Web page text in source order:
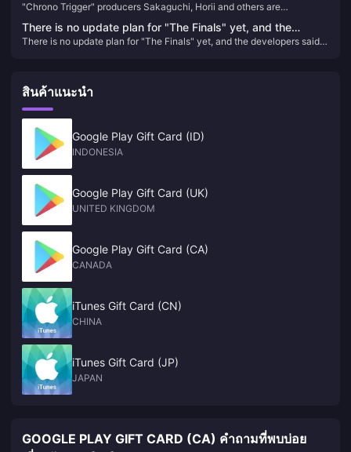
dissatisfied with PS5 change to X confirmation
"Chrono Trigger" producers Sakaguchi, Horii and others are
There is no update plan for "The Finals" yet, and the
developers said they don't want to make promises they
There is no update plan for "The Finals" yet, and the developers said
สินค้าแนะนำ
Google Play Gift Card (ID)
INDONESIA
Google Play Gift Card (UK)
UNITED KINGDOM
Google Play Gift Card (CA)
CANADA
iTunes Gift Card (CN)
CHINA
iTunes Gift Card (JP)
JAPAN
GOOGLE PLAY GIFT CARD (CA) คำถามที่พบบ่อย